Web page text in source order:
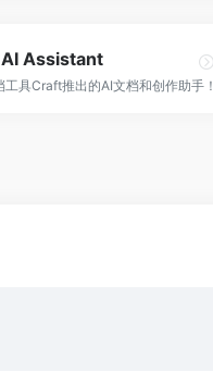
Assistant
工具Craft推出的AI文档和创作助手！